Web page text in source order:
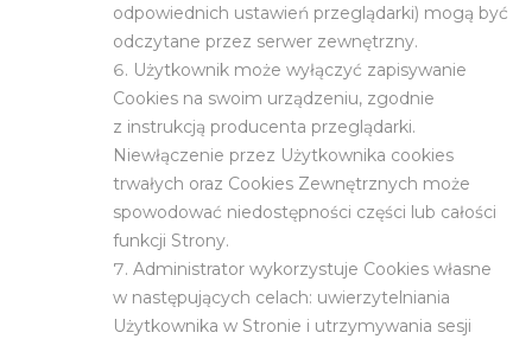
odpowiednich ustawień przeglądarki) mogą być
odczytane przez serwer zewnętrzny.
Użytkownik może wyłączyć zapisywanie
Cookies na swoim urządzeniu, zgodnie
z instrukcją producenta przeglądarki.
Niewłączenie przez Użytkownika cookies
trwałych oraz Cookies Zewnętrznych może
spowodować niedostępności części lub całości
funkcji Strony.
Administrator wykorzystuje Cookies własne
w następujących celach: uwierzytelniania
Użytkownika w Stronie i utrzymywania sesji